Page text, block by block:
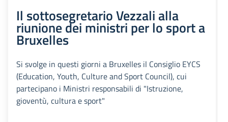
Il sottosegretario Vezzali alla
riunione dei ministri per lo sport a
Bruxelles
Si svolge in questi giorni a Bruxelles il Consiglio EYCS
(Education, Youth, Culture and Sport Council), cui
partecipano i Ministri responsabili di "Istruzione,
gioventù, cultura e sport"